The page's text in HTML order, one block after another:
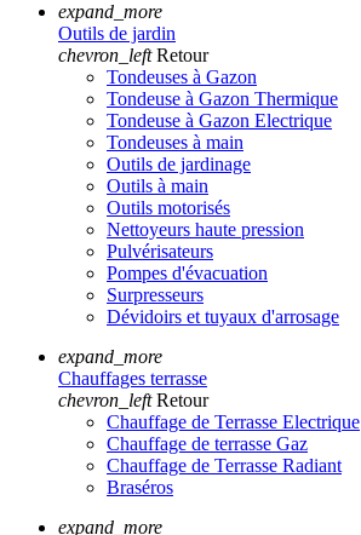
expand_more
Outils de jardin
chevron_left Retour
Tondeuses à Gazon
Tondeuse à Gazon Thermique
Tondeuse à Gazon Electrique
Tondeuses à main
Outils de jardinage
Outils à main
Outils motorisés
Nettoyeurs haute pression
Pulvérisateurs
Pompes d'évacuation
Surpresseurs
Dévidoirs et tuyaux d'arrosage
expand_more
Chauffages terrasse
chevron_left Retour
Chauffage de Terrasse Electrique
Chauffage de terrasse Gaz
Chauffage de Terrasse Radiant
Braséros
expand_more